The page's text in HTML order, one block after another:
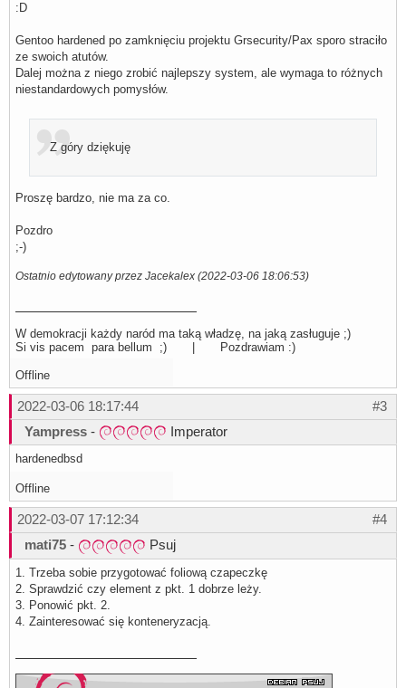
:D
Gentoo hardened po zamknięciu projektu Grsecurity/Pax sporo straciło
ze swoich atutów.
Dalej można z niego zrobić najlepszy system, ale wymaga to różnych
niestandardowych pomysłów.
Z góry dziękuję
Proszę bardzo, nie ma za co.
Pozdro
;-)
Ostatnio edytowany przez Jacekalex (2022-03-06 18:06:53)
W demokracji każdy naród ma taką władzę, na jaką zasługuje ;)
Si vis pacem para bellum ;) | Pozdrawiam :)
Offline
#3
2022-03-06 18:17:44
Yampress - Imperator
hardenedbsd
Offline
#4
2022-03-07 17:12:34
mati75 - Psuj
1. Trzeba sobie przygotować foliową czapeczkę
2. Sprawdzić czy element z pkt. 1 dobrze leży.
3. Ponowić pkt. 2.
4. Zainteresować się konteneryzacją.